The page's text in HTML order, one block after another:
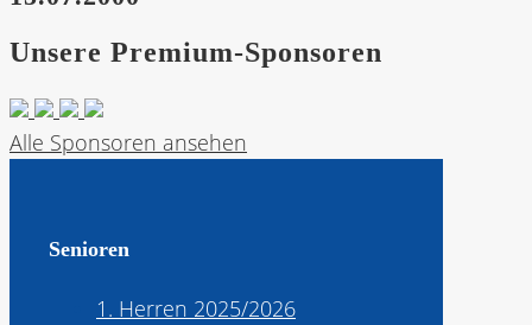
Unsere Premium-Sponsoren
Alle Sponsoren ansehen
Senioren
1. Herren 2025/2026